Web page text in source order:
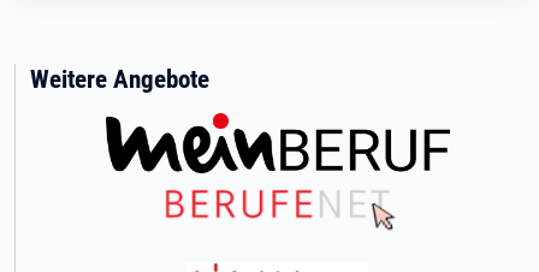
Weitere Angebote